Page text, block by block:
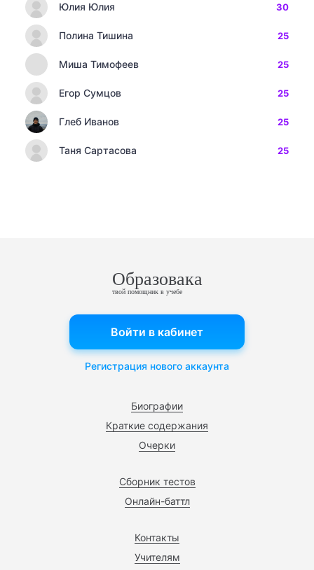
Юлия Юлия 30
Полина Тишина 25
Миша Тимофеев 25
Егор Сумцов 25
Глеб Иванов 25
Таня Сартасова 25
Образовака
твой помощник в учебе
Биографии
Краткие содержания
Очерки
Сборник тестов
Онлайн-баттл
Контакты
Учителям
Войти в кабинет
Регистрация нового аккаунта